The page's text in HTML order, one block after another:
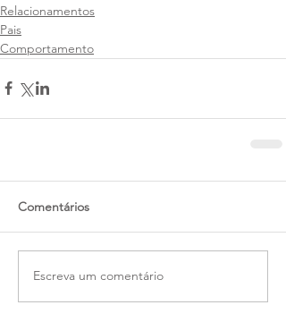
Relacionamentos
Pais
Comportamento
Comentários
Escreva um comentário